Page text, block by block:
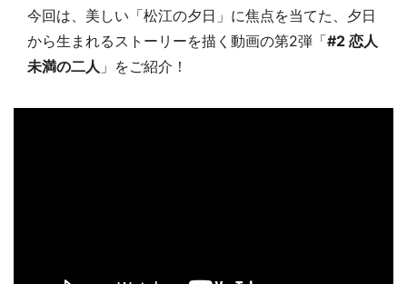
今回は、美しい「松江の夕日」に焦点を当てた、夕日
から生まれるストーリーを描く動画の第2弾「#2 恋人
未満の二人 」をご紹介！